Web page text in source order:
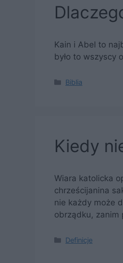
Kain i Abel to
było to wszyscy
Kategorie
Biblia
Kiedy
Wiara katolicka
chrześcijanina
nie każdy może
obrządku, zanim
Kategorie
Definicje